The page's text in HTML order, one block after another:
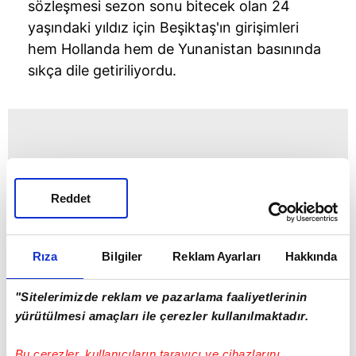
Rıza Bilgiler Reklam Ayarları Hakkında
"Sitelerimizde reklam ve pazarlama faaliyetlerinin
yürütülmesi amaçları ile çerezler kullanılmaktadır.
Reddet
sözleşmesi sezon sonu bitecek olan 24
yaşındaki yıldız için Beşiktaş'ın girişimleri
hem Hollanda hem de Yunanistan basınında
sıkça dile getiriliyordu.